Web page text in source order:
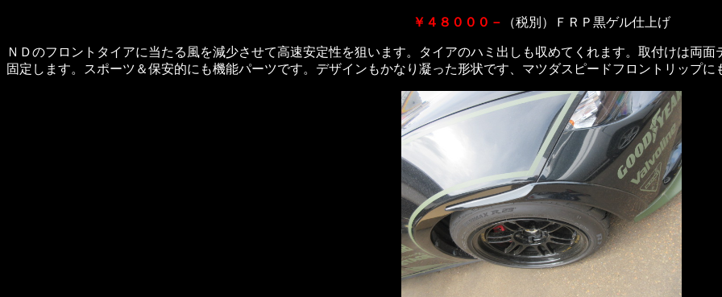
￥４８０００－ （税別）ＦＲＰ黒ゲル仕上げ
ＮＤのフロントタイアに当たる風を減少させて高速安定性を狙います。タイアのハミ出しも収めてくれます。取付けは両
固定します。スポーツ＆保安的にも機能パーツです。デザインもかなり凝った形状です、マツダスピードフロントリップに